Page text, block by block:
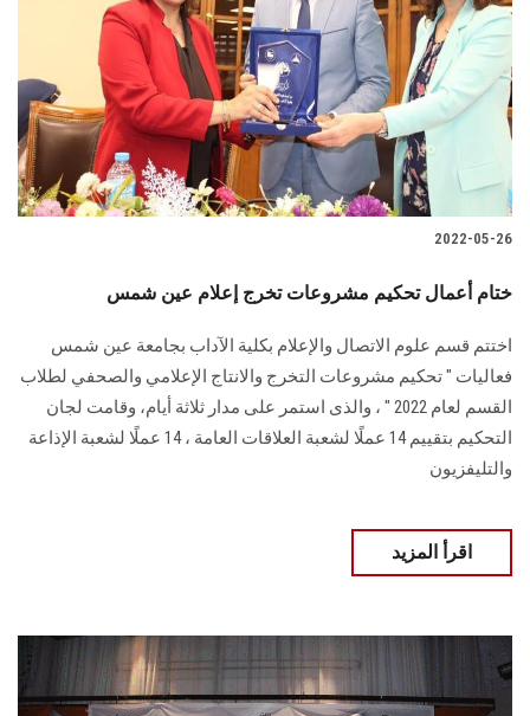
2022-05-26
ختام أعمال تحكيم مشروعات تخرج إعلام عين شمس
اختتم قسم علوم الاتصال والإعلام بكلية الآداب بجامعة عين شمس
فعاليات " تحكيم مشروعات التخرج والانتاج الإعلامي والصحفي لطلاب
القسم لعام 2022 " ، والذى استمر على مدار ثلاثة أيام، وقامت لجان
التحكيم بتقييم 14 عملًا لشعبة العلاقات العامة ، 14 عملًا لشعبة الإذاعة
والتليفزيون
اقرأ المزيد